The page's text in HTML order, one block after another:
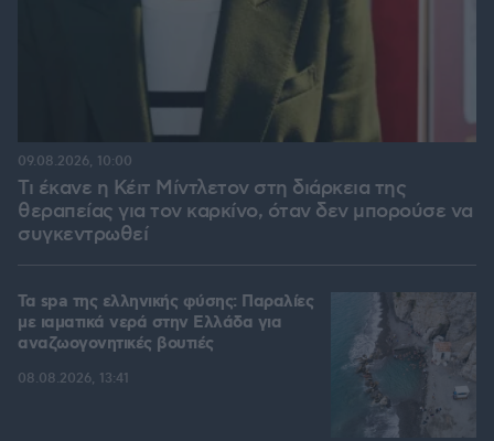
Τι έκανε η Κέιτ Μίντλετον στη διάρκεια της
θεραπείας για τον καρκίνο, όταν δεν μπορούσε να
συγκεντρωθεί
09.08.2026, 10:00
Τα spa της ελληνικής φύσης: Παραλίες
με ιαματικά νερά στην Ελλάδα για
αναζωογονητικές βουτιές
08.08.2026, 13:41